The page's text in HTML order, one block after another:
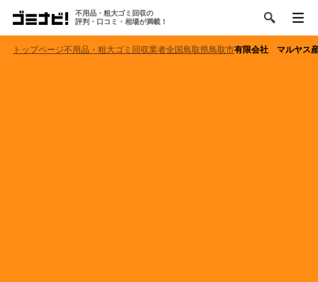
不用品・粗大ゴミ回収の
評判・口コミ・相場が満載！
トップページ不用品・粗大ゴミ回収業者全国鳥取県鳥取市有限会社 マルヤス